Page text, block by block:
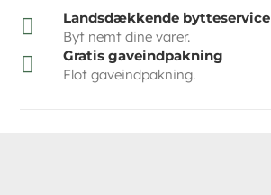

Landsdækkende bytteservice
Byt nemt dine varer.

Gratis gaveindpakning
Flot gaveindpakning.